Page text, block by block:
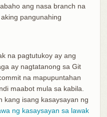
ang nasa branch na
pangunahing
na pagtutukoy ay ang
ay nagtatanong sa Git
na mapupuntahan
maabot mula sa kabila.
kang isang kasaysayan ng
ng kasaysayan sa lawak